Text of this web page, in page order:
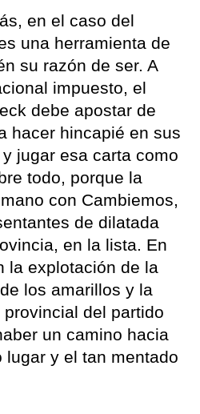
en el caso del
una herramienta de
su razón de ser. A
impuesto, el
debe apostar de
hacer hincapié en sus
jugar esa carta como
todo, porque la
con Cambiemos,
de dilatada
en la lista. En
la explotación de la
los amarillos y la
del partido
un camino hacia
lugar y el tan mentado